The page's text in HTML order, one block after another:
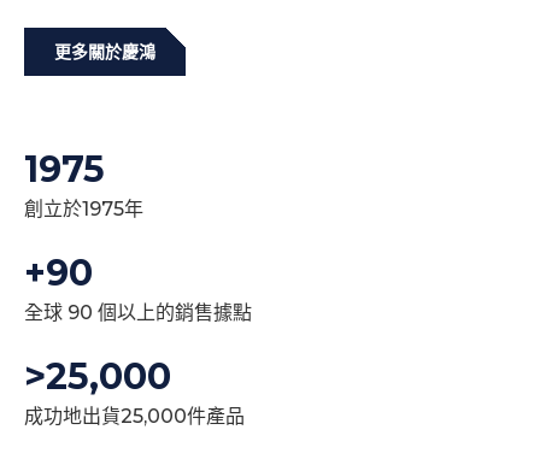
更多關於慶鴻
1975
創立於1975年
+90
全球 90 個以上的銷售據點
>25,000
成功地出貨25,000件產品